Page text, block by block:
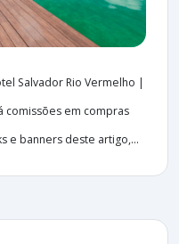
Salvador Rio Vermelho |
comissões em compras
e banners deste artigo,...